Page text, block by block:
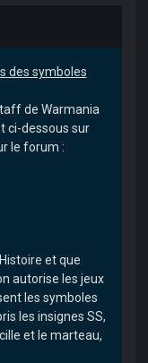
des symboles
de Warmania
ci-dessous sur
le forum :
et que
autorise les jeux
les symboles
les insignes SS,
et le marteau,